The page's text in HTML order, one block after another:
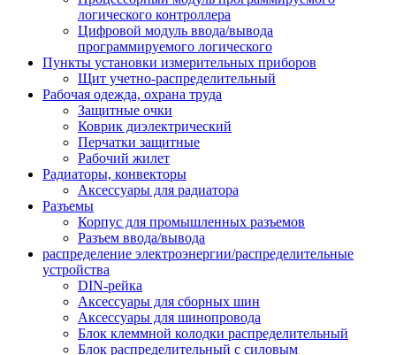
логического контроллера
Цифровой модуль ввода/вывода
программируемого логического
Пункты установки измерительных приборов
Щит учетно-распределительный
Рабочая одежда, охрана труда
Защитные очки
Коврик диэлектрический
Перчатки защитные
Рабочий жилет
Радиаторы, конвекторы
Аксессуары для радиатора
Разъемы
Корпус для промышленных разъемов
Разъем ввода/вывода
распределение электроэнергии/распределительные
устройства
DIN-рейка
Аксессуары для сборных шин
Аксессуары для шинопровода
Блок клеммной колодки распределительный
Блок распределительный с силовым